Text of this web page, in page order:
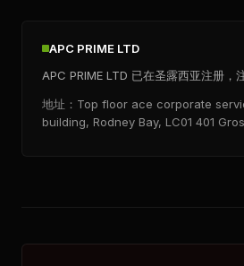
APC PRIME LTD
APC PRIME LTD 已在圣露西亚注册，
地址：Top floor ace corporate
building, Rodney Bay, LC01 401